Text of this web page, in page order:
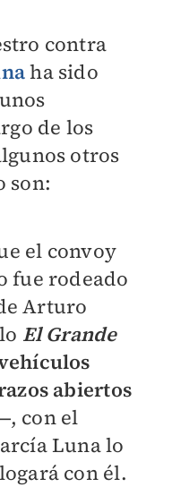
contra
ha sido
de los
otros
son:
el convoy
fue rodeado
Arturo
El Grande
abiertos
con el
Luna lo
con él.